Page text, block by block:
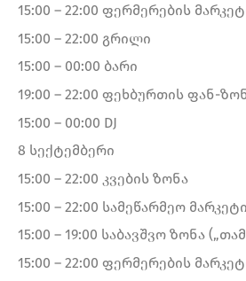
15:00 – 22:00 ფერმერების
15:00 – 22:00 გრილი
15:00 – 00:00 ბარი
19:00 – 22:00 ფეხბურთის ფან-
15:00 – 00:00 DJ
8 სექტემბერი
15:00 – 22:00 კვების ზონა
15:00 – 22:00 სამეწარმეო მარკეტი
15:00 – 19:00 საბავშვო ზონა
15:00 – 22:00 ფერმერების